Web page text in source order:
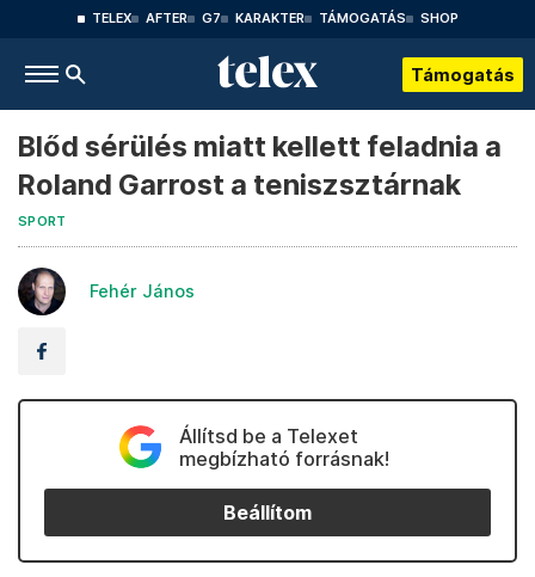
TELEX AFTER G7 KARAKTER TÁMOGATÁS SHOP
Támogatás
Blőd sérülés miatt kellett feladnia a
Roland Garrost a teniszsztárnak
SPORT
Fehér János
Állítsd be a Telexet
megbízható forrásnak!
Beállítom